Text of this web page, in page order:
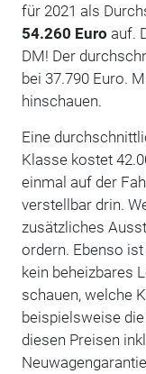
für 2021 als
54.260 Euro auf.
DM! Der
bei 37.790 Euro.
hinschauen.
Eine
Klasse kostet
einmal auf der
verstellbar drin.
zusätzliches
ordern. Ebenso
kein beheizbares
schauen, welche
beispielsweise
diesen Preisen